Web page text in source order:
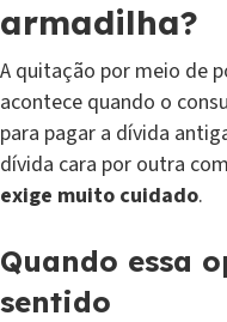
armadilha?
A quitação por meio de
acontece quando o
para pagar a dívida
dívida cara por outra
exige muito cuidado.
Quando essa
sentido